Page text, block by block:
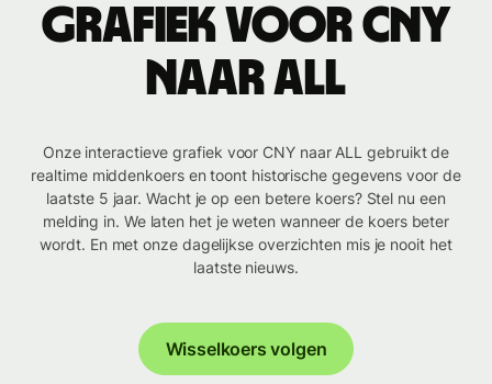
Grafiek voor CNY
naar ALL
Onze interactieve grafiek voor CNY naar ALL gebruikt de
realtime middenkoers en toont historische gegevens voor de
laatste 5 jaar. Wacht je op een betere koers? Stel nu een
melding in. We laten het je weten wanneer de koers beter
wordt. En met onze dagelijkse overzichten mis je nooit het
laatste nieuws.
Wisselkoers volgen